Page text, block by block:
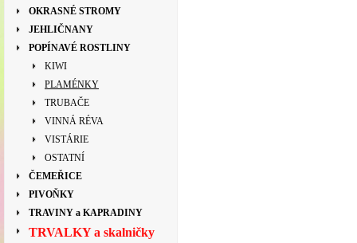
OKRASNÉ STROMY
JEHLIČNANY
POPÍNAVÉ ROSTLINY
KIWI
PLAMÉNKY
TRUBAČE
VINNÁ RÉVA
VISTÁRIE
OSTATNÍ
ČEMEŘICE
PIVOŇKY
TRAVINY a KAPRADINY
TRVALKY a skalničky